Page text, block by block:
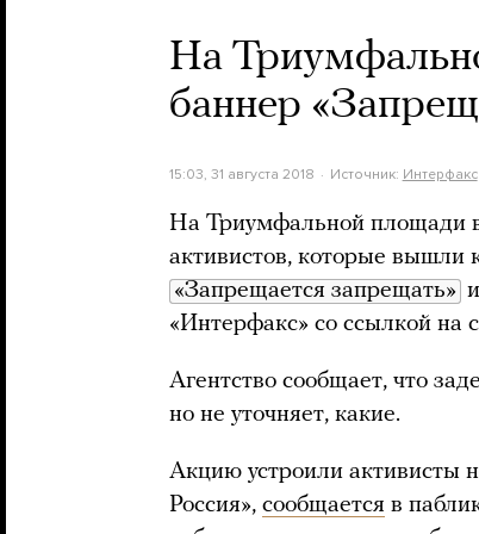
На
баннер
15:03, 31 августа 2018 Источник: Интерфакс
На Триумфальной площади
активистов, которые вышли
«Запрещается запрещать»
«Интерфакс» со ссылкой на
Агентство сообщает, что
но не уточняет, какие.
Акцию устроили активисты
Россия», сообщается в